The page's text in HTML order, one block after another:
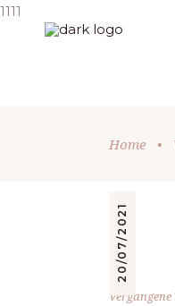
1111
Home •
20/07/2021